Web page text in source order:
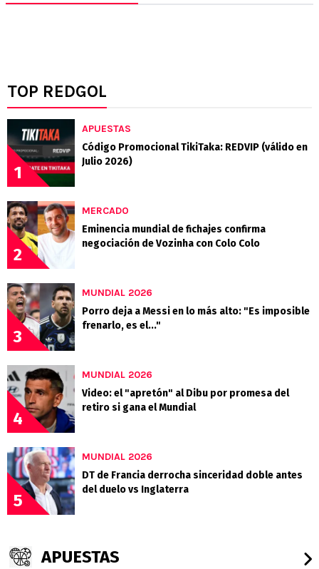
TOP REDGOL
1
APUESTAS
Código Promocional TikiTaka: REDVIP (válido en
Julio 2026)
2
MERCADO
Eminencia mundial de fichajes confirma
negociación de Vozinha con Colo Colo
3
MUNDIAL 2026
Porro deja a Messi en lo más alto: "Es imposible
frenarlo, es el..."
4
MUNDIAL 2026
Video: el "apretón" al Dibu por promesa del
retiro si gana el Mundial
5
MUNDIAL 2026
DT de Francia derrocha sinceridad doble antes
del duelo vs Inglaterra
APUESTAS